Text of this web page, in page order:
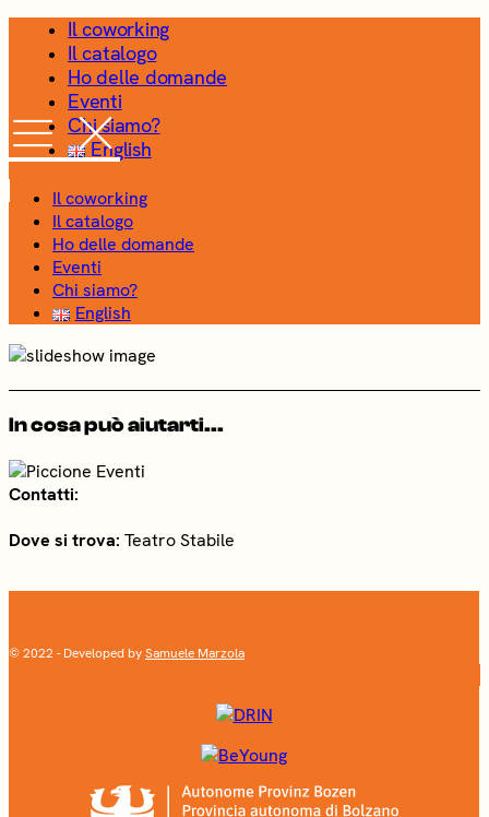
content
Il coworking
Il catalogo
Ho delle domande
Eventi
Chi siamo?
English
Il coworking
Il catalogo
Ho delle domande
Eventi
Chi siamo?
English
In cosa può aiutarti...
Contatti:
Dove si trova: Teatro Stabile
© 2022 - Developed bySamuele Marzola